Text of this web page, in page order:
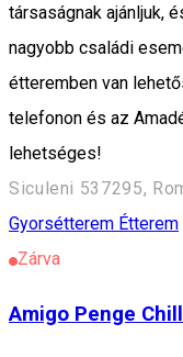
társaságnak ajánljuk,
nagyobb családi
étteremben van
telefonon és az
lehetséges!
Siculeni 537295,
Gyorsétterem Étterem
Zárva
Amigo Penge